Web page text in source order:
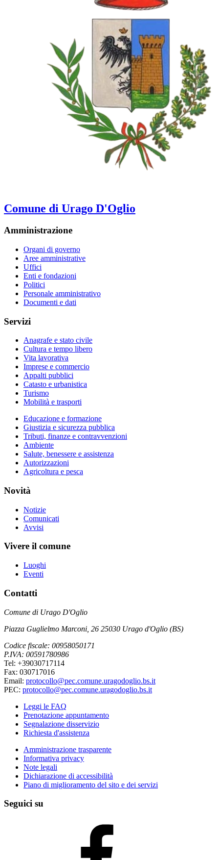
Comune di Urago D'Oglio
Amministrazione
Organi di governo
Aree amministrative
Uffici
Enti e fondazioni
Politici
Personale amministrativo
Documenti e dati
Servizi
Anagrafe e stato civile
Cultura e tempo libero
Vita lavorativa
Imprese e commercio
Appalti pubblici
Catasto e urbanistica
Turismo
Mobilità e trasporti
Educazione e formazione
Giustizia e sicurezza pubblica
Tributi, finanze e contravvenzioni
Ambiente
Salute, benessere e assistenza
Autorizzazioni
Agricoltura e pesca
Novità
Notizie
Comunicati
Avvisi
Vivere il comune
Luoghi
Eventi
Contatti
Comune di Urago D'Oglio
Piazza Guglielmo Marconi, 26 25030 Urago d'Oglio (BS)
Codice fiscale: 00958050171
P.IVA: 00591780986
Tel: +39030717114
Fax: 030717016
Email: protocollo@pec.comune.uragodoglio.bs.it
PEC: protocollo@pec.comune.uragodoglio.bs.it
Leggi le FAQ
Prenotazione appuntamento
Segnalazione disservizio
Richiesta d'assistenza
Amministrazione trasparente
Informativa privacy
Note legali
Dichiarazione di accessibilità
Piano di miglioramento del sito e dei servizi
Seguici su